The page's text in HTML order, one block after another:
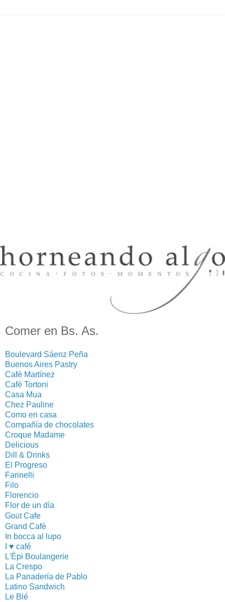
Comer en Bs. As.
Boulevard Sáenz Peña
Buenos Aires Pastry
Café Martínez
Café Tortoni
Casa Mua
Chez Pauline
Como en casa
Compañía de chocolates
Croque Madame
Delicious
Dill & Drinks
El Progreso
Farinelli
Filo
Florencio
Flor de un día
GoûtCafe
Grand Café
In bocca al lupo
I ♥ café
L'Épi Boulangerie
La Crespo
La Panadería de Pablo
Latino Sandwich
Le Blé